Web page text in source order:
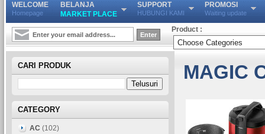
WELCOME
Homepage
BELANJA
MARKET PLACE
SUPPORT
HUBUNGI KAMI
PROMOSI
Waiting update
Product :
MAGIC
CARI PRODUK
CATEGORY
AC (102)